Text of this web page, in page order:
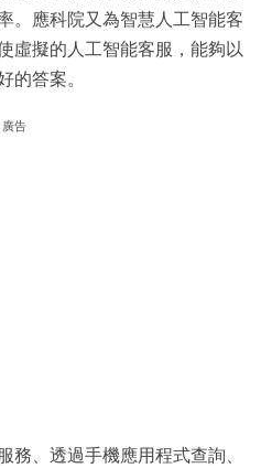
。應科院又為智慧人工智能客
虛擬的人工智能客服，能夠以
的答案。
廣告
務、透過手機應用程式查詢、